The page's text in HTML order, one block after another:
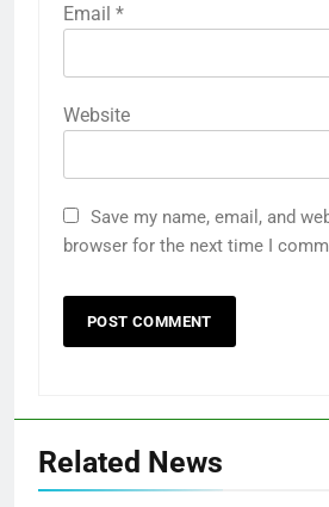
Email *
Website
Save my name, email, and
browser for the next time I
Related News